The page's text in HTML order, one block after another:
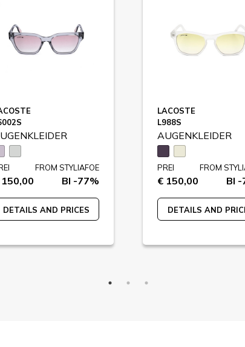
FROM STYLIAFOE
BI -77%
DETAILS AND PRICES
LACOSTE
L988S
AUGENKLEIDER
PREI
€ 150,00
FROM
BI -
DETAILS AND